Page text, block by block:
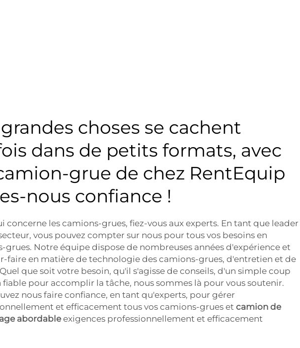
grandes choses se cachent
dans de petits formats, avec
grue de chez RentEquip
nous confiance !
concerne les camions-grues, fiez-vous aux experts. En tant que leader
vous pouvez compter sur nous pour tous vos besoins en
grues. Notre équipe dispose de nombreuses années d'expérience et
faire en matière de technologie des camions-grues, d'entretien et de
que soit votre besoin, qu'il s'agisse de conseils, d'un simple coup
fiable pour accomplir la tâche, nous sommes là pour vous soutenir.
nous faire confiance, en tant qu'experts, pour gérer
et efficacement tous vos camions-grues etcamion de
abordableexigences professionnellement et efficacement